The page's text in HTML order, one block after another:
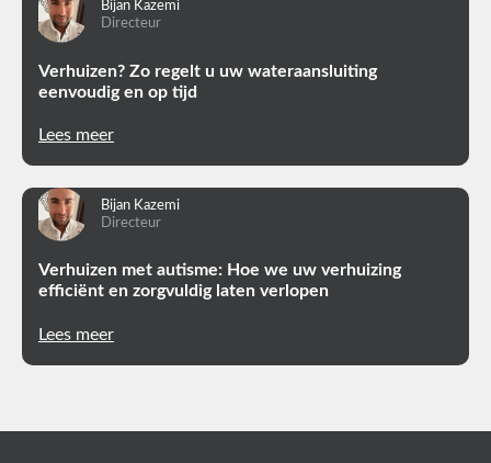
Bijan Kazemi
Directeur
Verhuizen? Zo regelt u uw wateraansluiting
eenvoudig en op tijd
Lees meer
Bijan Kazemi
Directeur
Verhuizen met autisme: Hoe we uw verhuizing
efficiënt en zorgvuldig laten verlopen
Lees meer